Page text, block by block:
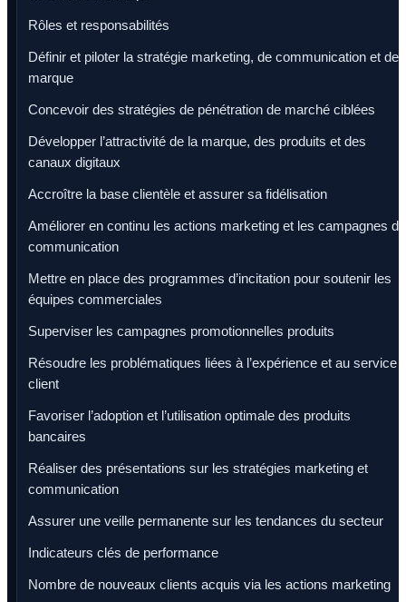
Rôles et responsabilités
Définir et piloter la stratégie marketing, de communication et de
marque
Concevoir des stratégies de pénétration de marché ciblées
Développer l’attractivité de la marque, des produits et des
canaux digitaux
Accroître la base clientèle et assurer sa fidélisation
Améliorer en continu les actions marketing et les campagnes de
communication
Mettre en place des programmes d’incitation pour soutenir les
équipes commerciales
Superviser les campagnes promotionnelles produits
Résoudre les problématiques liées à l’expérience et au service
client
Favoriser l’adoption et l’utilisation optimale des produits
bancaires
Réaliser des présentations sur les stratégies marketing et
communication
Assurer une veille permanente sur les tendances du secteur
Indicateurs clés de performance
Nombre de nouveaux clients acquis via les actions marketing